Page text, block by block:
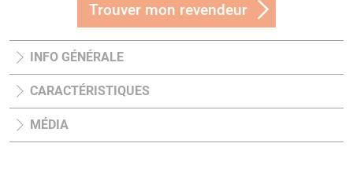
Trouver mon revendeur
INFO GÉNÉRALE
CARACTÉRISTIQUES
MÉDIA